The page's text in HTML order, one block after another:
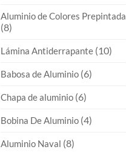
Aluminio de Colores Prepintada
(8)
Lámina Antiderrapante (10)
Babosa de Aluminio (6)
Chapa de aluminio (6)
Bobina De Aluminio (4)
Aluminio Naval (8)